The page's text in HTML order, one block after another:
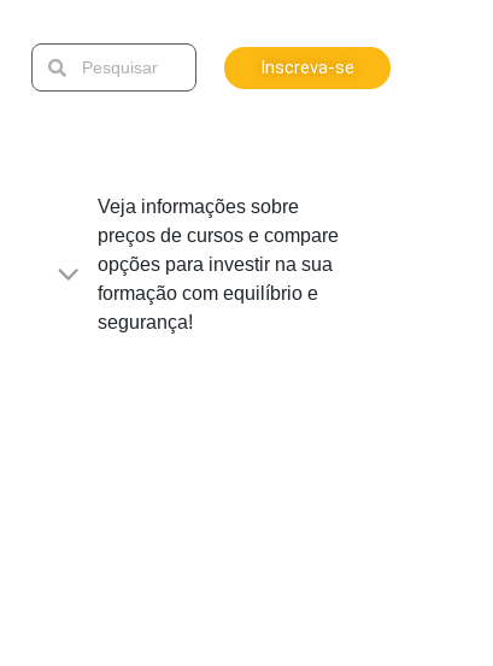
Inscreva-se
Veja informações sobre
preços de cursos e compare
opções para investir na sua
formação com equilíbrio e
segurança!